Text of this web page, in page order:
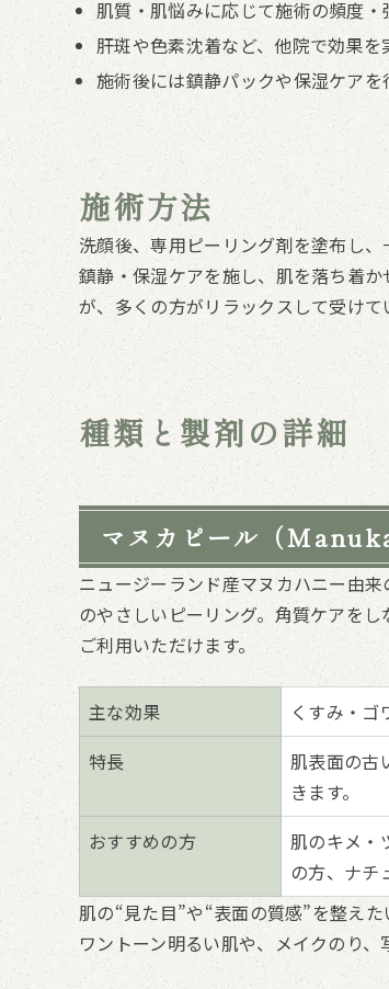
肌質・肌悩みに応じて施術の頻度
肝斑や色素沈着など、他院で効果
施術後には鎮静パックや保湿ケア
施術方法
洗顔後、専用ピーリング剤を塗布し
鎮静・保湿ケアを施し、肌を落ち着
が、多くの方がリラックスして受けて
種類と製剤の詳細
マヌカピール（
ニュージーランド産マヌカハニー由
のやさしいピーリング。角質ケアを
ご利用いただけます。
主な効果
くすみ・ゴ
特長
肌表面の古
きます。
おすすめの方
肌のキメ・
の方、ナチ
肌の“見た目”や“表面の質感”を整え
ワントーン明るい肌や、メイクのり、